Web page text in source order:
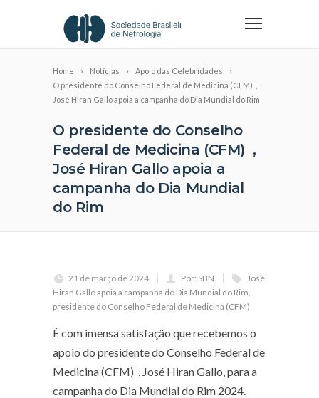
Home Notícias
Apoio das Celebridades
O presidente do Conselho Federal de Medicina (CFM) ,
José Hiran Gallo apoia a campanha do Dia Mundial do Rim
O presidente do Conselho
Federal de Medicina (CFM) ,
José Hiran Gallo apoia a
campanha do Dia Mundial
do Rim
21 de março de 2024 Por: SBN
José
Hiran Gallo apoia a campanha do Dia Mundial do Rim,
presidente do Conselho Federal de Medicina (CFM)
É com imensa satisfação que recebemos o
apoio do presidente do Conselho Federal de
Medicina (CFM) , José Hiran Gallo, para a
campanha do Dia Mundial do Rim 2024.